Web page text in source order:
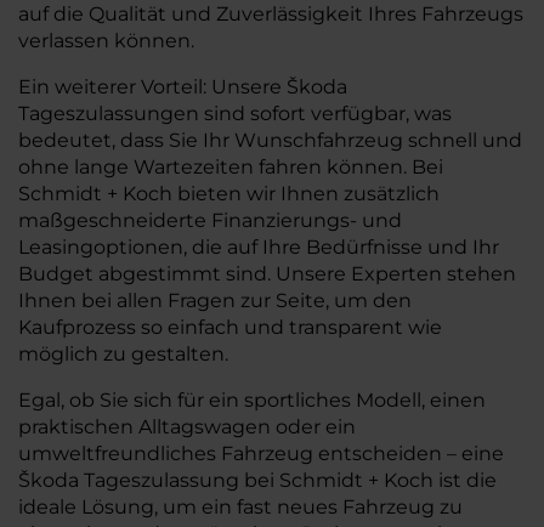
auf die Qualität und Zuverlässigkeit Ihres Fahrzeugs
verlassen können.
Ein weiterer Vorteil: Unsere Škoda
Tageszulassungen sind sofort verfügbar, was
bedeutet, dass Sie Ihr Wunschfahrzeug schnell und
ohne lange Wartezeiten fahren können. Bei
Schmidt + Koch bieten wir Ihnen zusätzlich
maßgeschneiderte Finanzierungs- und
Leasingoptionen, die auf Ihre Bedürfnisse und Ihr
Budget abgestimmt sind. Unsere Experten stehen
Ihnen bei allen Fragen zur Seite, um den
Kaufprozess so einfach und transparent wie
möglich zu gestalten.
Egal, ob Sie sich für ein sportliches Modell, einen
praktischen Alltagswagen oder ein
umweltfreundliches Fahrzeug entscheiden – eine
Škoda Tageszulassung bei Schmidt + Koch ist die
ideale Lösung, um ein fast neues Fahrzeug zu